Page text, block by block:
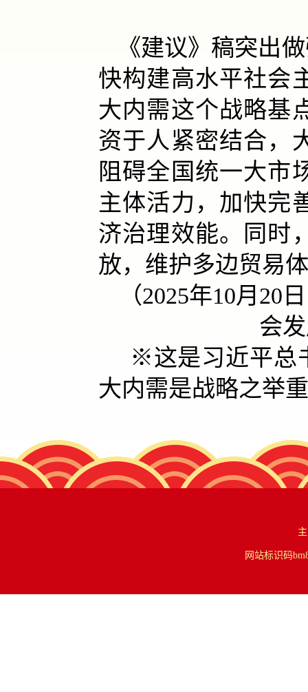
《建议》稿突出
快构建高水平社会
大内需这个战略基
资于人紧密结合，
阻碍全国统一大市
主体活力，加快完
济治理效能。同时
放，维护多边贸易
（2025年10月20
会
※这是习近平总
大内需是战略之举
网站标识码